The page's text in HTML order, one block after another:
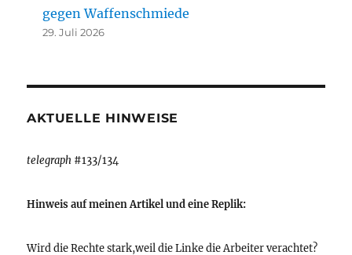
gegen Waffenschmiede
29. Juli 2026
AKTUELLE HINWEISE
telegraph #133/134
Hinweis auf meinen Artikel und eine Replik:
Wird die Rechte stark,weil die Linke die Arbeiter verachtet?